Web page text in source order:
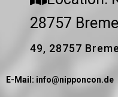
28757
49, 28757
E-Mail: info@nipponcon.de